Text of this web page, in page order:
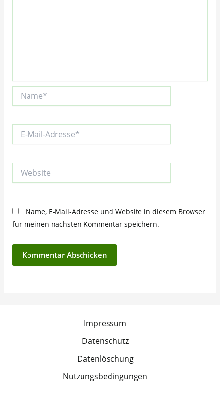
Mail-
Name, E-Mail-Adresse und Website in diesem Browser
für meinen nächsten Kommentar speichern.
Impressum
Datenschutz
Datenlöschung
Nutzungsbedingungen